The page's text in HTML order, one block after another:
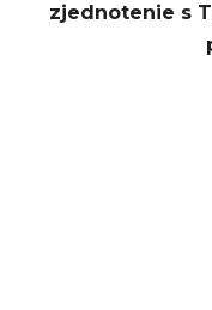
zjednotenie s